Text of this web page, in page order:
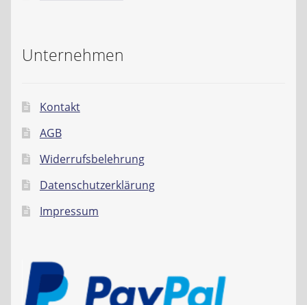
Unternehmen
Kontakt
AGB
Widerrufsbelehrung
Datenschutzerklärung
Impressum